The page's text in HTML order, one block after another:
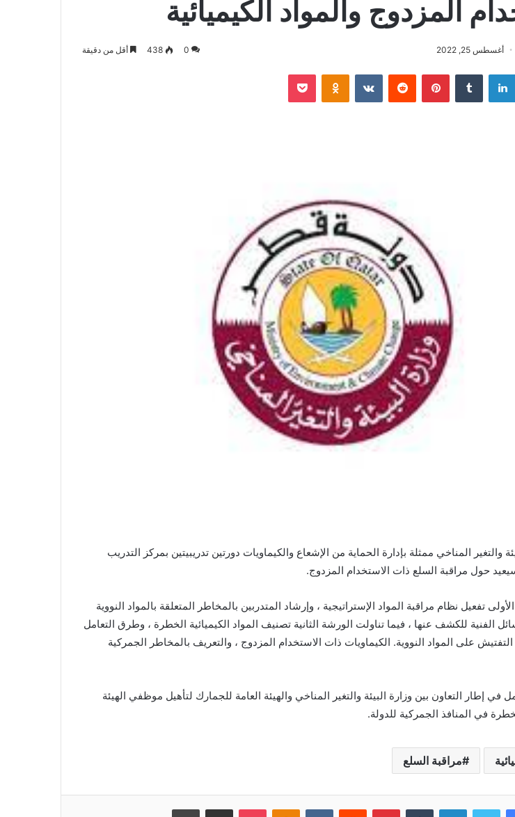
المزدوج والمواد الكيميائية
أغسطس 25, 2022 0
438 أقل من دقيقة
لينكدإن بينتيريست
والتغير المناخي ممثلة بإدارة الحماية من الإشعاع والكيماويات دورتين تدريبيتين بمركز التدريب
حول مراقبة السلع ذات الاستخدام المزدوج.
تفعيل نظام مراقبة المواد الإستراتيجية ، وإرشاد المتدربين بالمخاطر المتعلقة بالمواد النووية
الفنية للكشف عنها ، فيما تناولت الورشة الثانية تصنيف المواد الكيميائية الخطرة ، وطرق التعامل
على المواد النووية. الكيماويات ذات الاستخدام المزدوج ، والتعريف بالمخاطر الجمركية
في إطار التعاون بين وزارة البيئة والتغير المناخي والهيئة العامة للجمارك لتأهيل موظفي الهيئة
في المنافذ الجمركية للدولة.
مراقبة السلع
فيسبوك لينكدإن بينتيريست بوكيت